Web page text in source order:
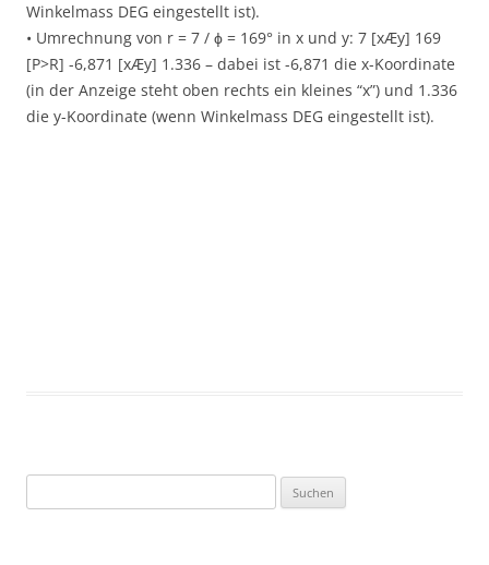
Winkelmass DEG eingestellt ist).
• Umrechnung von r = 7 / ϕ = 169° in x und y: 7 [xÆy] 169
[P>R] -6,871 [xÆy] 1.336 – dabei ist -6,871 die x-Koordinate
(in der Anzeige steht oben rechts ein kleines “x”) und 1.336
die y-Koordinate (wenn Winkelmass DEG eingestellt ist).
nach: